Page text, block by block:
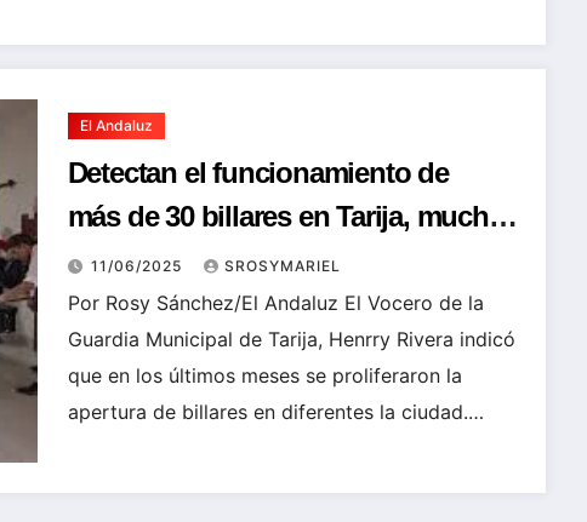
El Andaluz
Detectan el funcionamiento de
más de 30 billares en Tarija, muchos
de ellos son ilegales
11/06/2025 SROSYMARIEL
Por Rosy Sánchez/El Andaluz El Vocero de la
Guardia Municipal de Tarija, Henrry Rivera indicó
que en los últimos meses se proliferaron la
apertura de billares en diferentes la ciudad.…